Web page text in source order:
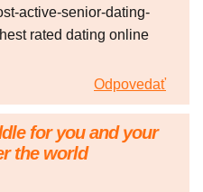
active-senior-dating-
rated dating online
Odpovedať
for you and your
the world